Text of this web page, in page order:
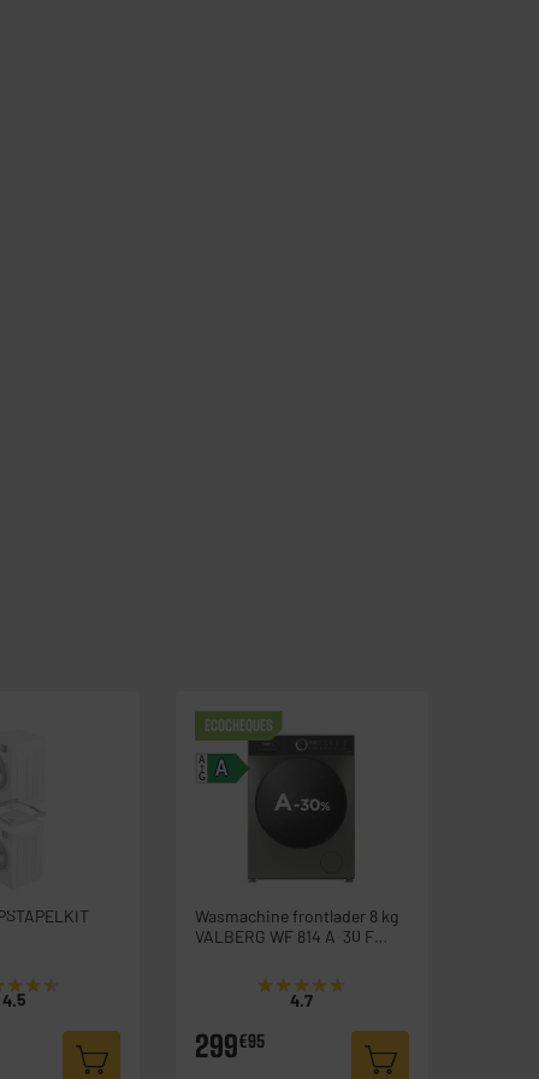
4.5
ECOCHEQUES
A
A
G
Wasmachine frontlader 8 kg
VALBERG WF 814 A-30 F
★★★★★
★★★★★
4.7
299€95